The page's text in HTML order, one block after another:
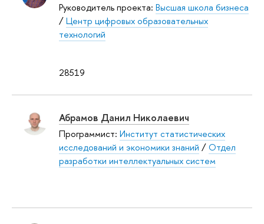
28519
Руководитель проекта: Высшая школа бизнеса
/Центр цифровых образовательных
технологий
Абрамов Данил Николаевич
Программист: Институт статистических
исследований и экономики знаний /Отдел
разработки интеллектуальных систем